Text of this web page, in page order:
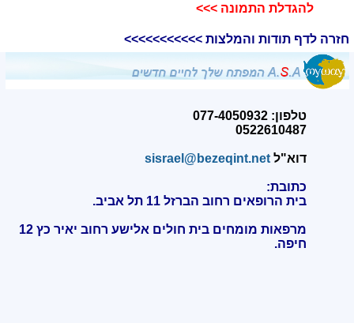
חזרה לדף תודות והמלצות >>>>>>>>>>>
להגדלת התמונה >>>​
טלפון: 077-4050932
0522610487
דוא"לsisrael@bezeqint.net
כתובת:
בית הרופאים רחוב הברזל 11 תל אביב.
מרפאות מומחים בית חולים אלישע רחוב יאיר כץ 12
חיפה.